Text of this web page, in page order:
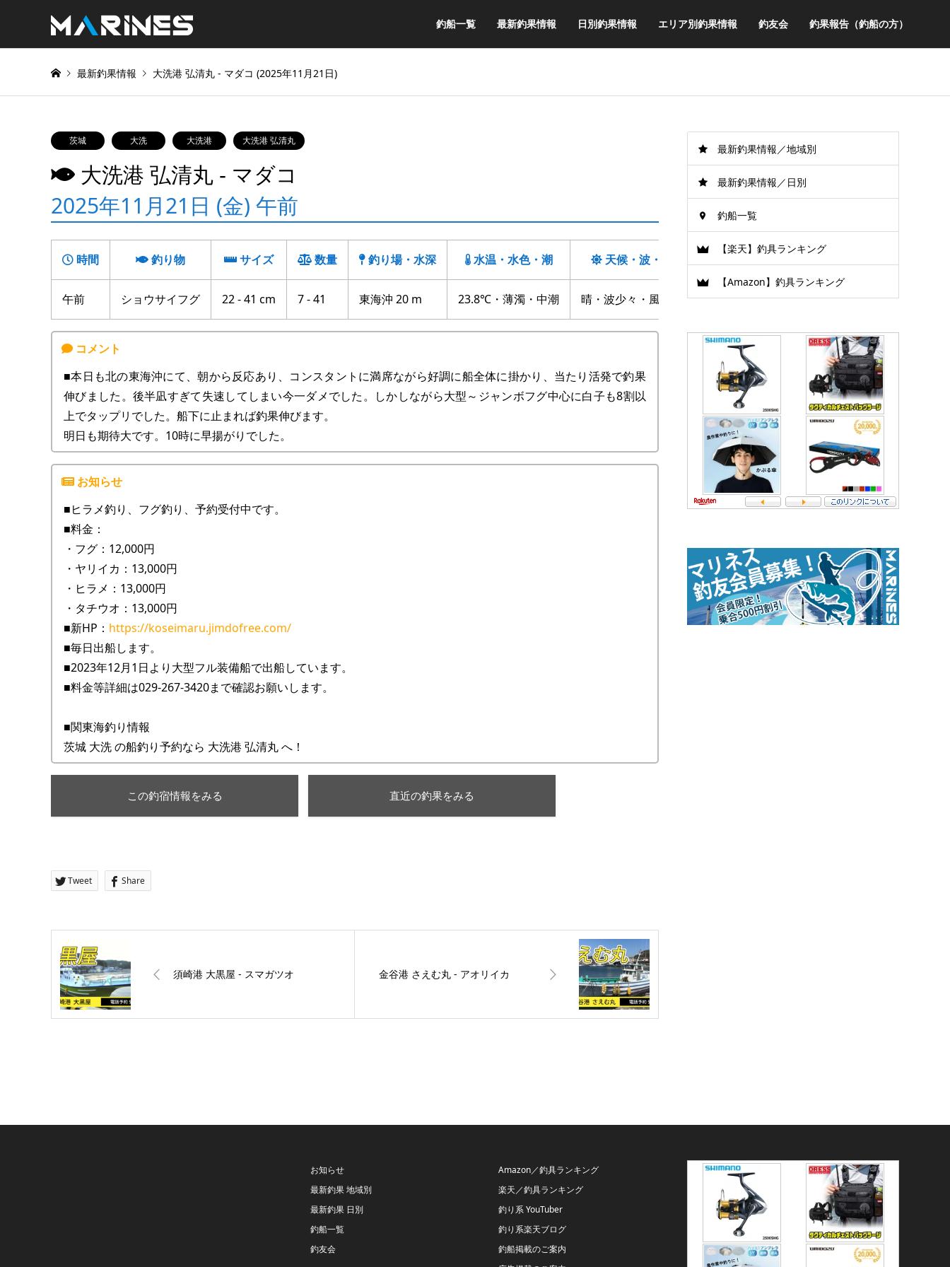
釣船一覧 最新釣果情報 日別釣果情報 エリア別釣果情報 釣友会 釣果報告（釣船の方）
最新釣果情報 大洗港 弘清丸 ‐ マダコ (2025年11月21日)
茨城 大洗 大洗港 大洗港 弘清丸
大洗港 弘清丸 ‐ マダコ
2025年11月21日 (金) 午前
時間 釣り物 サイズ 数量 釣り場・水深 水温・水色・潮 天候・波・風
午前 ショウサイフグ 22 - 41 cm 7 - 41 東海沖 20 m 23.8℃・薄濁・中潮 晴・波少々・風少々
■本日も北の東海沖にて、朝から反応あり、コンスタントに満席ながら好調に船全体に掛かり、当たり活発で釣果
伸びました。後半凪すぎて失速してしまい今一ダメでした。しかしながら大型～ジャンボフグ中心に白子も8割以
上でタップリでした。船下に止まれば釣果伸びます。
明日も期待大です。10時に早揚がりでした。
■ヒラメ釣り、フグ釣り、予約受付中です。
■料金：
・フグ：12,000円
・ヤリイカ：13,000円
・ヒラメ：13,000円
・タチウオ：13,000円
■新HP： https://koseimaru.jimdofree.com/
■毎日出船します。
■2023年12月1日より大型フル装備船で出船しています。
■料金等詳細は029‐267‐3420まで確認お願いします。
■関東海釣り情報
茨城 大洗 の船釣り予約なら 大洗港 弘清丸 へ！
この釣宿情報をみる 直近の釣果をみる
Tweet Share
須崎港 大黒屋 ‐ スマガツオ 金谷港 さえむ丸 ‐ アオリイカ
最新釣果情報／地域別
最新釣果情報／日別
釣船一覧
【楽天】釣具ランキング
【Amazon】釣具ランキング
お知らせ
最新釣果 地域別
最新釣果 日別
釣船一覧
釣友会
Amazon／釣具ランキング
楽天／釣具ランキング
釣り系 YouTuber
釣り系楽天ブログ
釣船掲載のご案内